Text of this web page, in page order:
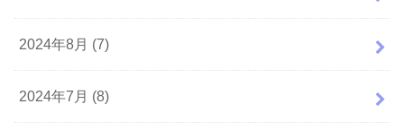
2024年8月 (7)
2024年7月 (8)